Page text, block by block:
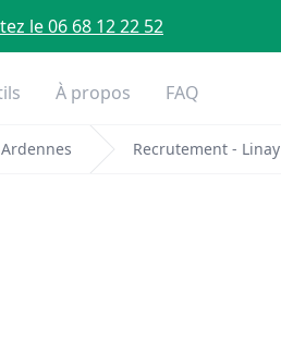
le 06 68 12 22 52
À propos FAQ
Recrutement - Linay